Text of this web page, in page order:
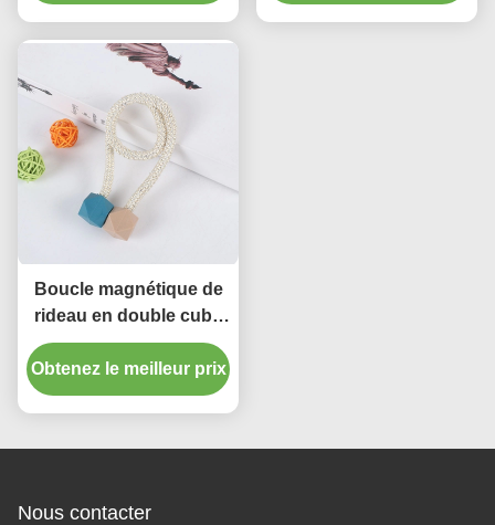
Boucle magnétique de
rideau en double cube
en couleur pièce de S
pour enfants “
Obtenez le meilleur prix
Nous contacter